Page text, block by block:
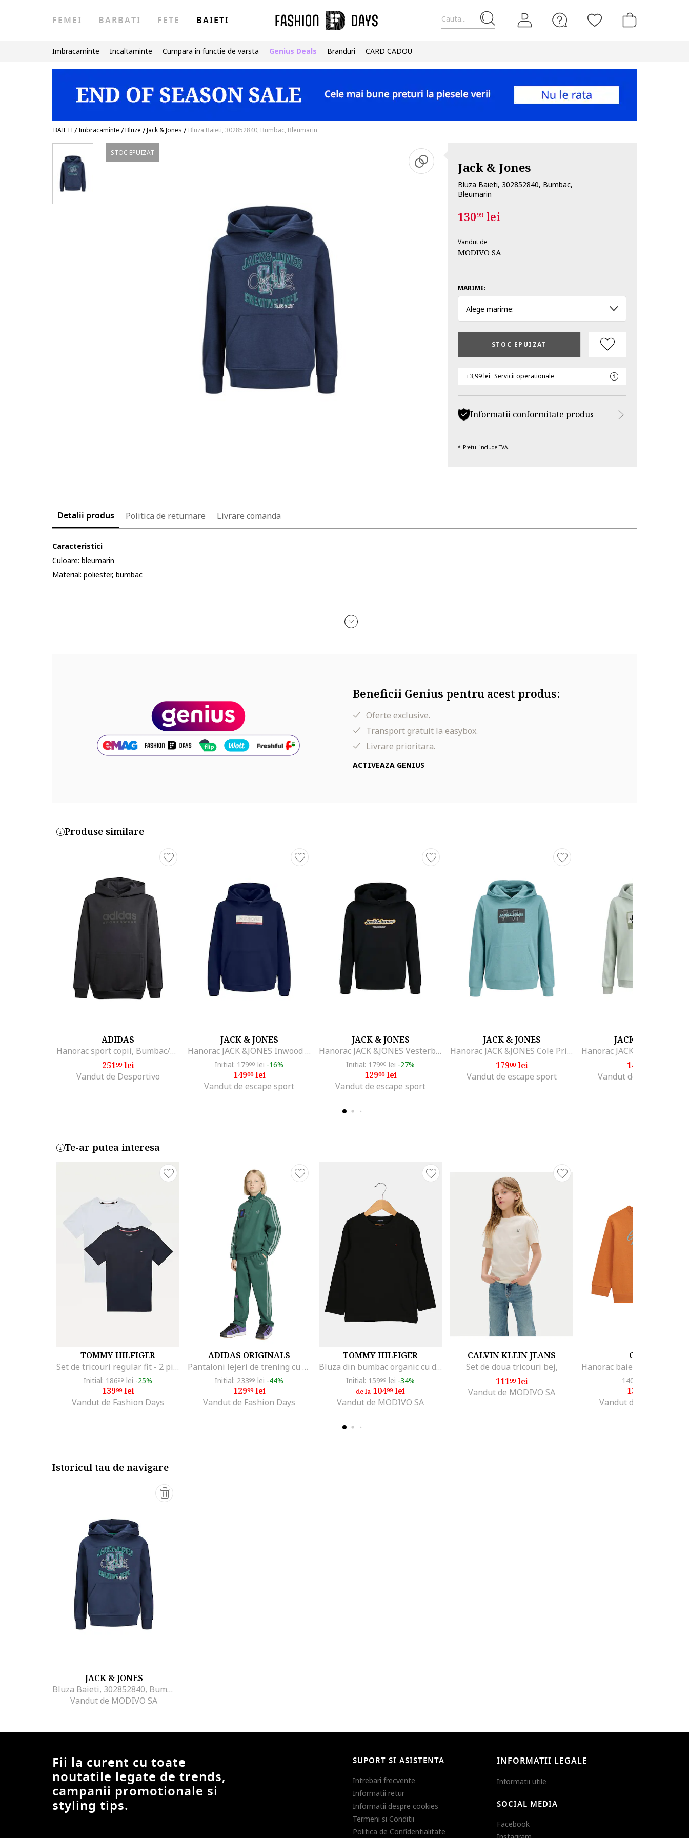
Cauta...
FEMEI BARBATI FETE BAIETI
Imbracaminte Incaltaminte Cumpara in functie de varsta Genius Deals Branduri CARD CADOU
BAIETI/Imbracaminte /Bluze /Jack & Jones / Bluza Baieti, 302852840, Bumbac, Bleumarin
STOC EPUIZAT
Jack & Jones
Bluza Baieti, 302852840, Bumbac,
Bleumarin
13099lei
Vandut de
MODIVO SA
MARIME:
Alege marime:
STOC EPUIZAT
+3,99 lei Servicii operationale
Informatii conformitate produs
Pretul include TVA.
Detalii produs Politica de returnare Livrare comanda
Caracteristici
Culoare: bleumarin
Material: poliester, bumbac
Beneficii Genius pentru acest produs:
Oferte exclusive.
Transport gratuit la easybox.
Livrare prioritara.
ACTIVEAZA GENIUS
Produse similare
ADIDAS
Hanorac sport copii, Bumbac/Poliester, Negru,
25199lei
Vandut de Desportivo
JACK & JONES
Hanorac JACK &JONES Inwood Block Branding JNR 50129, Albastru
Initial: 17900 lei -16%
14900lei
Vandut de escape sport
JACK & JONES
Hanorac JACK &JONES Vesterbro Newton JNR 37183, Negru
Initial: 17900 lei -27%
12900lei
Vandut de escape sport
JACK & JONES
Hanorac JACK &JONES Cole Print Sweat Hood JNR 54720, Turcoaz
17900lei
Vandut de escape sport
JACK & JONES
149
Vandut de escape sport
Te-ar putea interesa
TOMMY HILFIGER
Set de tricouri regular fit - 2 piese, Alb/Albastru inchis
Initial: 18699 lei -25%
13999lei
Vandut de Fashion Days
ADIDAS ORIGINALS
Pantaloni lejeri de trening cu cordon Minecraft, Verde
Initial: 23399 lei -44%
12999lei
Vandut de Fashion Days
TOMMY HILFIGER
Bluza din bumbac organic cu detaliu logo, Negru
Initial: 15999 lei -34%
de la 10499lei
Vandut de MODIVO SA
CALVIN KLEIN JEANS
Set de doua tricouri bej,
11199lei
Vandut de MODIVO SA
GUESS
140
130
Vandut de MODIVO SA
Istoricul tau de navigare
JACK & JONES
Bluza Baieti, 302852840, Bumbac, Bleumarin
Vandut de MODIVO SA
Fii la curent cu toate
noutatile legate de trends,
campanii promotionale si
styling tips.
SUPORT SI ASISTENTA
Intrebari frecvente
Informatii retur
Informatii despre cookies
Termeni si Conditii
Politica de Confidentialitate
INFORMATII LEGALE
Informatii utile
SOCIAL MEDIA
Facebook